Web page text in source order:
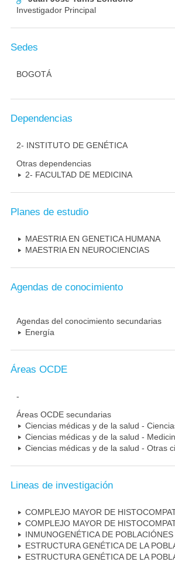
Investigador Principal
Sedes
BOGOTÁ
Dependencias
2- INSTITUTO DE GENÉTICA
Otras dependencias
2- FACULTAD DE MEDICINA
Planes de estudio
MAESTRIA EN GENETICA HUMANA
MAESTRIA EN NEUROCIENCIAS
Agendas de conocimiento
Agendas del conocimiento secundarias
Energía
Áreas OCDE
-
Áreas OCDE secundarias
Ciencias médicas y de la salud -
Ciencias médicas y de la salud -
Ciencias médicas y de la salud - Otras
Lineas de investigación
COMPLEJO MAYOR DE
COMPLEJO MAYOR DE
INMUNOGENÉTICA DE
ESTRUCTURA GENÉTICA DE LA
ESTRUCTURA GENÉTICA DE LA